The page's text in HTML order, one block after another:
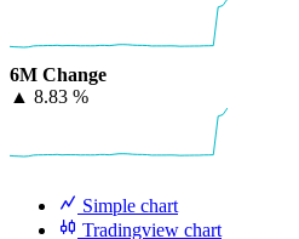
6M Change
▲ 8.83 %
Simple chart
Tradingview chart